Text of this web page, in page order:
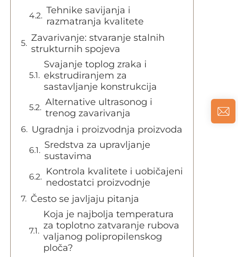
Tehnike savijanja i
razmatranja kvalitete
Zavarivanje: stvaranje stalnih
strukturnih spojeva
Svajanje toplog zraka i
ekstrudiranjem za
sastavljanje konstrukcija
Alternative ultrasonog i
trenog zavarivanja
Ugradnja i proizvodnja proizvoda
Sredstva za upravljanje
sustavima
Kontrola kvalitete i uobičajeni
nedostatci proizvodnje
Često se javljaju pitanja
Koja je najbolja temperatura
za toplotno zatvaranje rubova
valjanog polipropilenskog
ploča?